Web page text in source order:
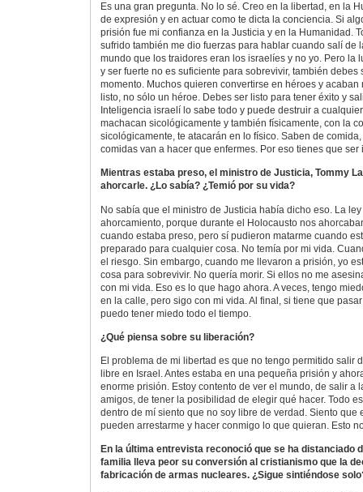
Es una gran pregunta. No lo sé. Creo en la libertad, en la
de expresión y en actuar como te dicta la conciencia. Si
prisión fue mi confianza en la Justicia y en la Humanidad.
sufrido también me dio fuerzas para hablar cuando salí de
mundo que los traidores eran los israelíes y no yo. Pero la
y ser fuerte no es suficiente para sobrevivir, también
momento. Muchos quieren convertirse en héroes y acaban
listo, no sólo un héroe. Debes ser listo para tener éxito y
Inteligencia israelí lo sabe todo y puede destruir a
machacan sicológicamente y también físicamente, con la
sicológicamente, te atacarán en lo físico. Saben de
comidas van a hacer que enfermes. Por eso tienes que
Mientras estaba preso, el ministro de Justicia, Tommy
ahorcarle. ¿Lo sabía? ¿Temió por su vida?
No sabía que el ministro de Justicia había dicho eso. La
ahorcamiento, porque durante el Holocausto nos
cuando estaba preso, pero sí pudieron matarme cuando
preparado para cualquier cosa. No temía por mi vida.
el riesgo. Sin embargo, cuando me llevaron a prisión, yo
cosa para sobrevivir. No quería morir. Si ellos no me
con mi vida. Eso es lo que hago ahora. A veces, tengo
en la calle, pero sigo con mi vida. Al final, si tiene que
puedo tener miedo todo el tiempo.
¿Qué piensa sobre su liberación?
El problema de mi libertad es que no tengo permitido salir
libre en Israel. Antes estaba en una pequeña prisión y
enorme prisión. Estoy contento de ver el mundo, de salir a
amigos, de tener la posibilidad de elegir qué hacer. Todo
dentro de mí siento que no soy libre de verdad. Siento que
pueden arrestarme y hacer conmigo lo que quieran. Esto
En la última entrevista reconoció que se ha distanciado
familia lleva peor su conversión al cristianismo que la
fabricación de armas nucleares. ¿Sigue sintiéndose